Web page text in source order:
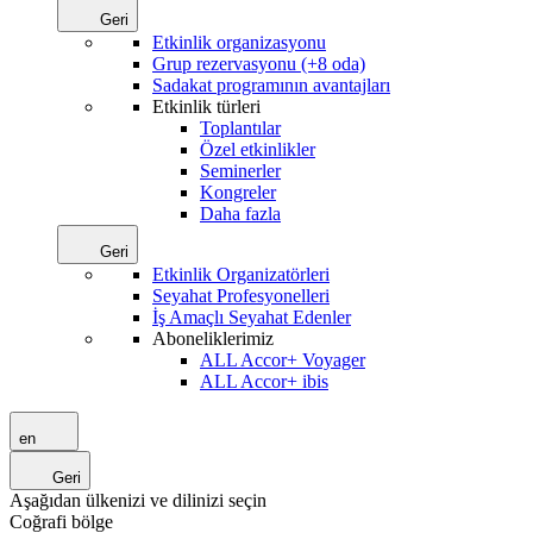
Geri
Etkinlik organizasyonu
Grup rezervasyonu (+8 oda)
Sadakat programının avantajları
Etkinlik türleri
Toplantılar
Özel etkinlikler
Seminerler
Kongreler
Daha fazla
Geri
Etkinlik Organizatörleri
Seyahat Profesyonelleri
İş Amaçlı Seyahat Edenler
Aboneliklerimiz
ALL Accor+ Voyager
ALL Accor+ ibis
en
Geri
Aşağıdan ülkenizi ve dilinizi seçin
Coğrafi bölge